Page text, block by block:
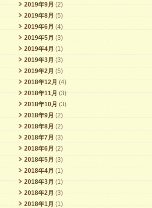
2019年9月 (2)
2019年8月 (5)
2019年6月 (4)
2019年5月 (3)
2019年4月 (1)
2019年3月 (3)
2019年2月 (5)
2018年12月 (4)
2018年11月 (3)
2018年10月 (3)
2018年9月 (2)
2018年8月 (2)
2018年7月 (3)
2018年6月 (2)
2018年5月 (3)
2018年4月 (1)
2018年3月 (1)
2018年2月 (3)
2018年1月 (1)